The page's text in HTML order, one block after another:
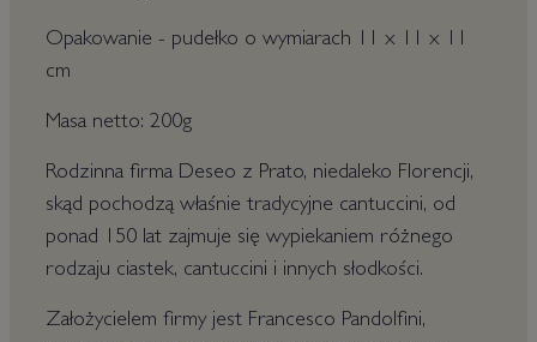
Opakowanie - pudełko o wymiarach 11 x 11 x 11
cm
Masa netto: 200g
Rodzinna firma Deseo z Prato, niedaleko Florencji,
skąd pochodzą właśnie tradycyjne cantuccini, od
ponad 150 lat zajmuje się wypiekaniem różnego
rodzaju ciastek, cantuccini i innych słodkości.
Założycielem firmy jest Francesco Pandolfini,